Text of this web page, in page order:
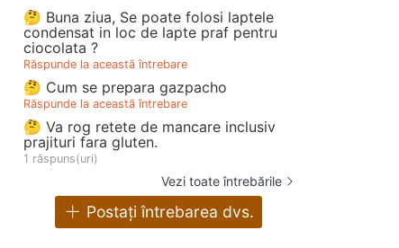
🤔 Buna ziua, Se poate folosi laptele
condensat in loc de lapte praf pentru
ciocolata ?
Răspunde la această întrebare
🤔 Cum se prepara gazpacho
Răspunde la această întrebare
🤔 Va rog retete de mancare inclusiv
prajituri fara gluten.
1 răspuns(uri)
Vezi toate întrebările
Postați întrebarea dvs.